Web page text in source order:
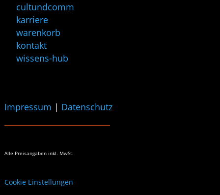
cultundcomm
karriere
warenkorb
kontakt
wissens-hub
Impressum | Datenschutz
Alle Preisangaben inkl. MwSt.
Cookie Einstellungen